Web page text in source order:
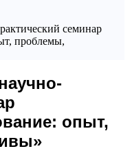
семинар
проблемы,
опыт,